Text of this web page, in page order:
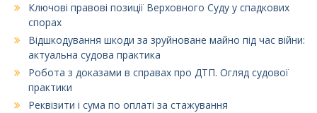
Ключові правові позиції Верховного Суду у спадкових
спорах
Відшкодування шкоди за зруйноване майно під час війни:
актуальна судова практика
Робота з доказами в справах про ДТП. Огляд судової
практики
Реквізити і сума по оплаті за стажування